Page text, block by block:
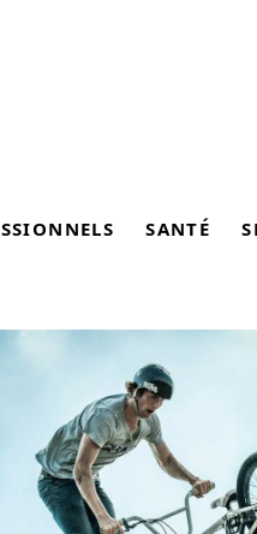
SANTÉ